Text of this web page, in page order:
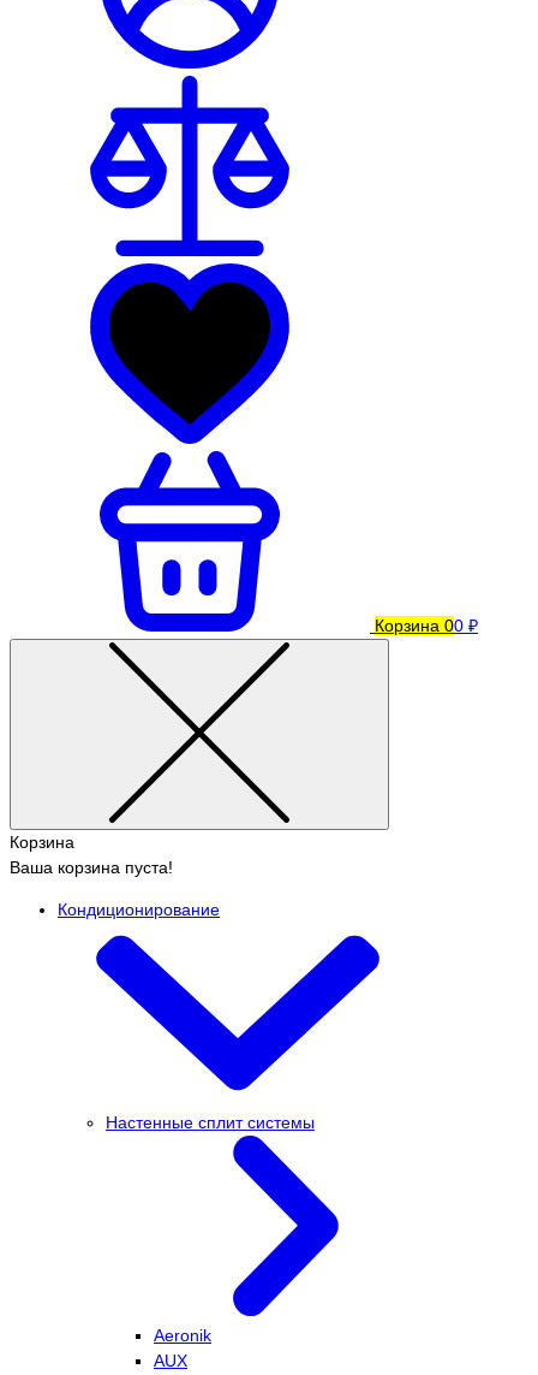
Корзина 00 ₽
Корзина
Ваша корзина пуста!
Кондиционирование
Настенные сплит системы
Aeronik
AUX